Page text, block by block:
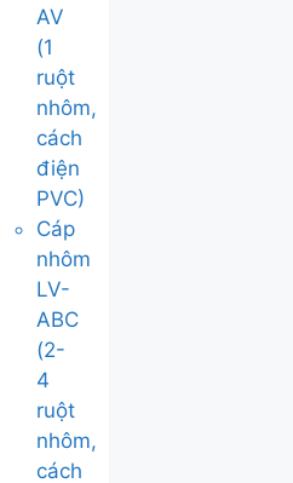
AV
(1
ruột
nhôm,
cách
điện
PVC)
Cáp
nhôm
LV-
ABC
(2-
4
ruột
nhôm,
cách